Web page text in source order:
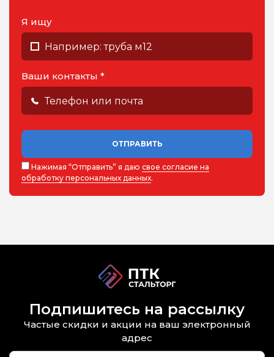
Я ищу
Ваши контакты *
ОТПРАВИТЬ
Нажимая “Отправить” я даю свое согласие на
обработку персональных данных.
Подпишитесь на рассылку
Частые скидки и акции на ваш электронный
адрес